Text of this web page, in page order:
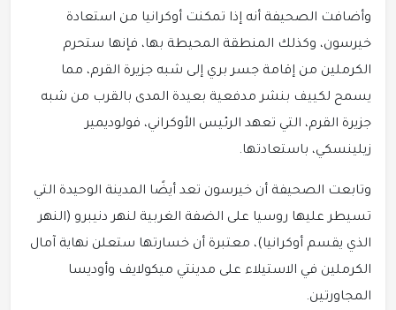
وأضافت الصحيفة أنه إذا تمكنت أوكرانيا من استعادة
خيرسون، وكذلك المنطقة المحيطة بها، فإنها ستحرم
الكرملين من إقامة جسر بري إلى شبه جزيرة القرم، مما
يسمح لكييف بنشر مدفعية بعيدة المدى بالقرب من شبه
جزيرة القرم، التي تعهد الرئيس الأوكراني، فولوديمير
زيلينسكي، باستعادتها.
وتابعت الصحيفة أن خيرسون تعد أيضًا المدينة الوحيدة التي
تسيطر عليها روسيا على الضفة الغربية لنهر دنيبرو (النهر
الذي يقسم أوكرانيا)، معتبرة أن خسارتها ستعلن نهاية آمال
الكرملين في الاستيلاء على مدينتي ميكولايف وأوديسا
المجاورتين.